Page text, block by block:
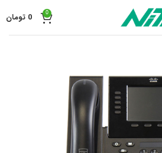
0
0 تومان